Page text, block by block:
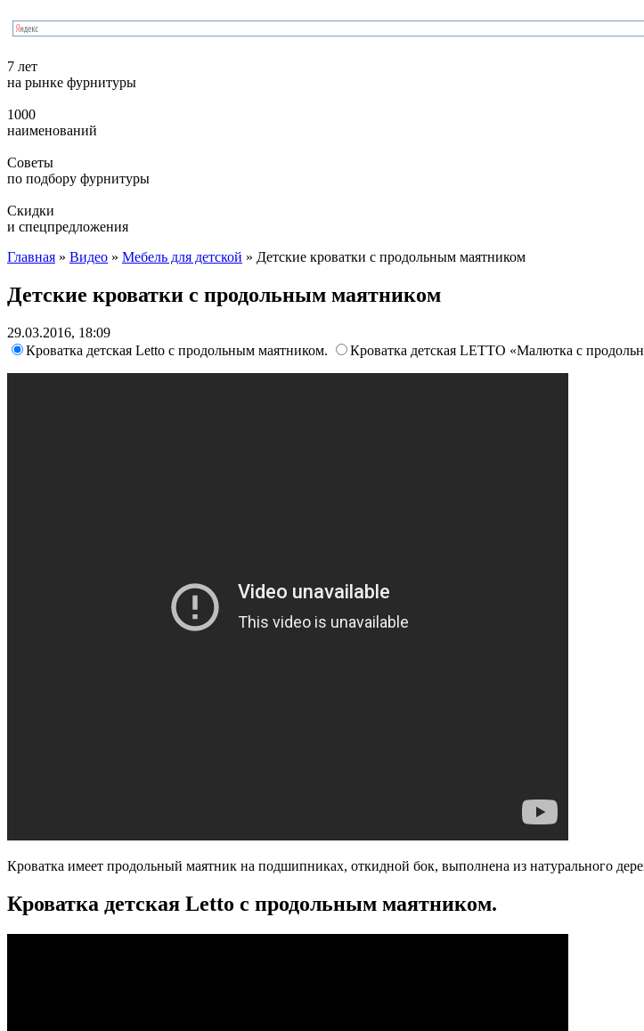
7 лет
на рынке фурнитуры
1000
наименований
Советы
по подбору фурнитуры
Скидки
и спецпредложения
Главная » Видео » Мебель для детской » Детские кроватки с продольным маятником
Детские кроватки с продольным маятником
29.03.2016, 18:09
Кроватка детская Letto с продольным маятником.
Кроватка детская LETTO «Малютка с
Кроватка имеет продольный маятник на подшипниках, откидной бок, выполнена из натурального
Кроватка детская Letto с продольным маятником.